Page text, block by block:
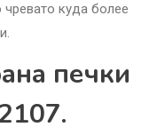
чревато куда более
печки